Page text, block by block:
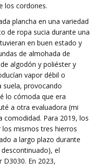
los cordones.
plancha en una variedad
de ropa sucia durante una
en buen estado y
de almohada de
algodón y poliéster y
vapor débil o
suela, provocando
lo cómoda que era
a otra evaluadora (mi
comodidad. Para 2019, los
mismos tres hierros
a largo plazo durante
el
D3030. En 2023,